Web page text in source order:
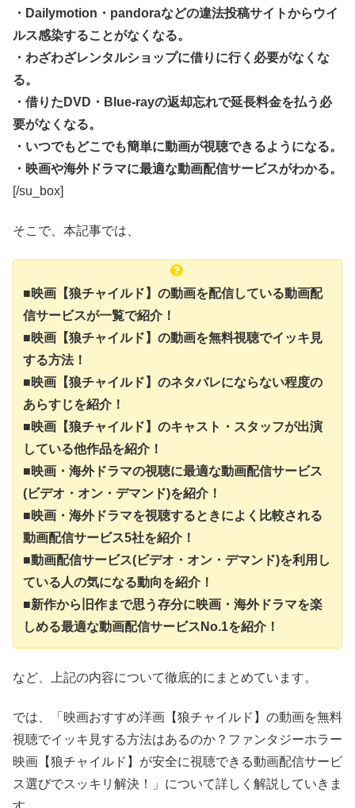
・Dailymotion・pandoraなどの違法投稿サイトからウイ
ルス感染することがなくなる。
・わざわざレンタルショップに借りに行く必要がなくな
る。
・借りたDVD・Blue-rayの返却忘れで延長料金を払う必
要がなくなる。
・いつでもどこでも簡単に動画が視聴できるようになる。
・映画や海外ドラマに最適な動画配信サービスがわかる。
[/su_box]
そこで、本記事では、
■映画【狼チャイルド】の動画を配信している動画配
信サービスが一覧で紹介！
■映画【狼チャイルド】の動画を無料視聴でイッキ見
する方法！
■映画【狼チャイルド】のネタバレにならない程度の
あらすじを紹介！
■映画【狼チャイルド】のキャスト・スタッフが出演
している他作品を紹介！
■映画・海外ドラマの視聴に最適な動画配信サービス
(ビデオ・オン・デマンド)を紹介！
■映画・海外ドラマを視聴するときによく比較される
動画配信サービス5社を紹介！
■動画配信サービス(ビデオ・オン・デマンド)を利用し
ている人の気になる動向を紹介！
■新作から旧作まで思う存分に映画・海外ドラマを楽
しめる最適な動画配信サービスNo.1を紹介！
など、上記の内容について徹底的にまとめています。
では、「映画おすすめ洋画【狼チャイルド】の動画を無料
視聴でイッキ見する方法はあるのか？ファンタジーホラー
映画【狼チャイルド】が安全に視聴できる動画配信サービ
ス選びでスッキリ解決！」について詳しく解説していきま